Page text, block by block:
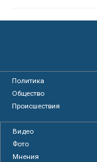
Политика
Общество
Происшествия
Видео
Фото
Мнения